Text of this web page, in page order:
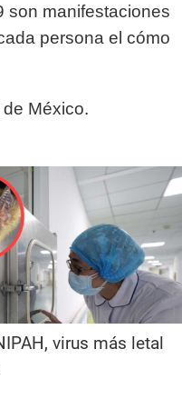
son manifestaciones
persona el cómo
México.
virus más letal